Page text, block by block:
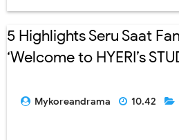
5 Highlights Seru Saat
‘Welcome to HYERI’s
Mykoreandrama 10.42